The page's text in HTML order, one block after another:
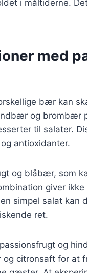
i måltiderne.
med
bær kan
og brombær
til salater.
antioxidanter.
og blåbær, som
giver
simpel salat kan
ret.
og
citronsaft for at